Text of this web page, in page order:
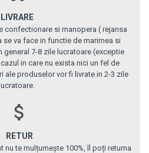
LIVRARE
confectionare si manopera ( rejansa
se va face in functie de marimea si
7-8 zile lucratoare (exceptie
in care nu exista nici un fel de
produselor vor fi livrate in 2-3 zile
RETUR
te mulțumește 100%, îl poți returna